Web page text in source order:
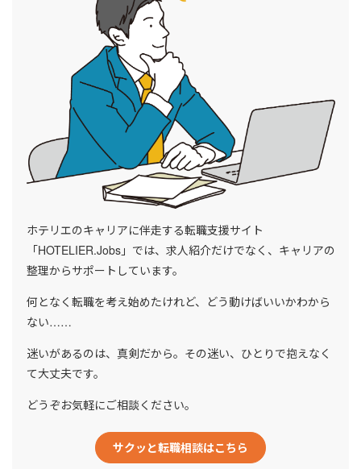
ホテリエのキャリアに伴走する転職支援サイト
「HOTELIER.Jobs」では、求人紹介だけでなく、キャリアの
整理からサポートしています。
何となく転職を考え始めたけれど、どう動けばいいかわから
ない……
迷いがあるのは、真剣だから。その迷い、ひとりで抱えなく
て大丈夫です。
どうぞお気軽にご相談ください。
サクッと転職相談はこちら